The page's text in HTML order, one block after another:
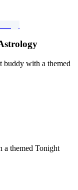
with a themed
themed Tonight